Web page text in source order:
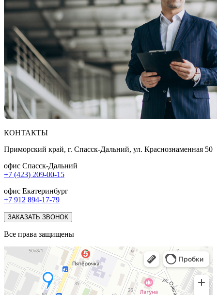
КОНТАКТЫ
Приморский край, г. Спасск-Дальний, ул. Краснознаменная 50
офис Спасск-Дальний
+7 (423) 209-00-15
офис Екатеринбург
+7 912 894-17-79
ЗАКАЗАТЬ ЗВОНОК
Все права защищены